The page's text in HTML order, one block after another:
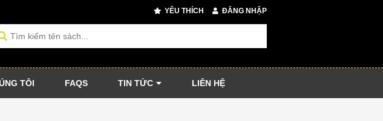
YÊU THÍCH ĐĂNG NHẬP
TÔI FAQS TIN TỨC LIÊN HỆ